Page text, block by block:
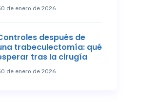
de enero de 2026
después de
trabeculectomía: qué
tras la cirugía
de enero de 2026